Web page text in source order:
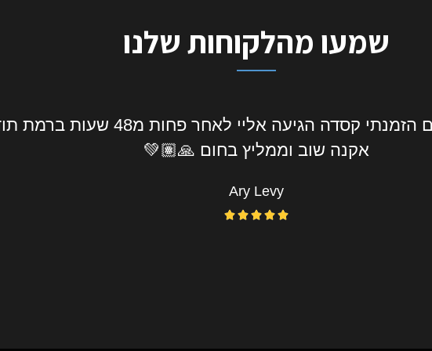
שמעו מהלקוחות שלנו
אליי את המוצר עד מקום העבודה תוך כמה שעות, שודרגתי
שהמידה לא התאימה מייד תיאמו משלוח נוסף המון
Nissim Levy